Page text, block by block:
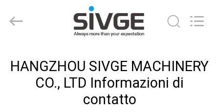
PRODOTTI
MACHINERY
HANGZHOU SIVGE MACHINERY
CO., LTD Informazioni di
contatto